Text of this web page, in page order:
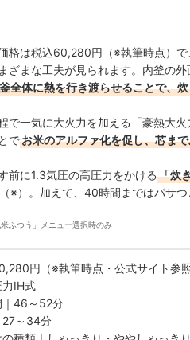
格は税込60,280円（※執筆時点）
ざまな工夫が見られます。内釜の
釜全体に熱を行き渡らせることで、
で一気に大火力を加える「豪熱大
でお米のアルファ化を促し、芯ま
前に1.3気圧の高圧力をかける 「炊
※）。加えて、40時間まではパサ
米ふつう」メニュー選択時のみ
円（※執筆時点・公式サイト参照
IH式
｜46～52分
27～34分